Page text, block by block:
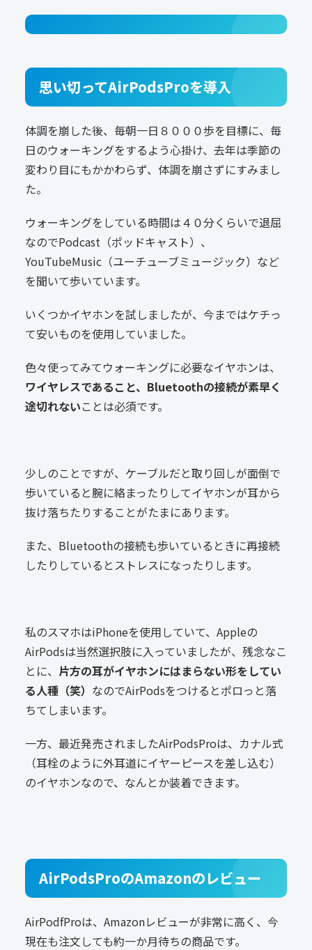
思い切ってAirPodsProを導入
体調を崩した後、毎朝一日８０００歩を目標に、毎
日のウォーキングをするよう心掛け、去年は季節の
変わり目にもかかわらず、体調を崩さずにすみまし
た。
ウォーキングをしている時間は４０分くらいで退屈
なのでPodcast（ポッドキャスト）、
YouTubeMusic（ユーチューブミュージック）など
を聞いて歩いています。
いくつかイヤホンを試しましたが、今まではケチっ
て安いものを使用していました。
色々使ってみてウォーキングに必要なイヤホンは、
ワイヤレスであること、Bluetoothの接続が素早く
途切れないことは必須です。
少しのことですが、ケーブルだと取り回しが面倒で
歩いていると腕に絡まったりしてイヤホンが耳から
抜け落ちたりすることがたまにあります。
また、Bluetoothの接続も歩いているときに再接続
したりしているとストレスになったりします。
私のスマホはiPhoneを使用していて、Appleの
AirPodsは当然選択肢に入っていましたが、残念なこ
とに、 片方の耳がイヤホンにはまらない形をしてい
る人種（笑） なのでAirPodsをつけるとポロっと落
ちてしまいます。
一方、最近発売されましたAirPodsProは、カナル式
（耳栓のように外耳道にイヤーピースを差し込む）
のイヤホンなので、なんとか装着できます。
AirPodsProのAmazonのレビュー
AirPodfProは、Amazonレビューが非常に高く、今
現在も注文しても約一か月待ちの商品です。